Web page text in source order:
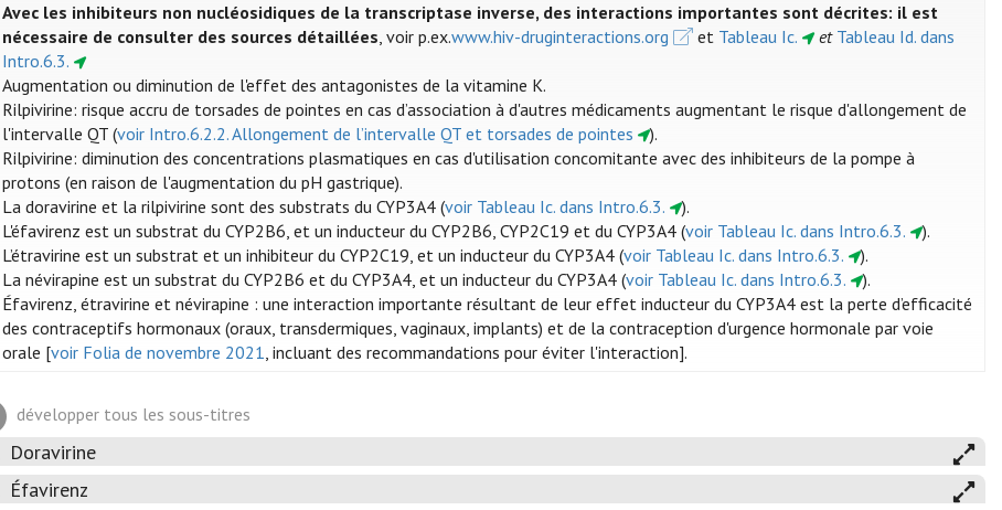
Avec les inhibiteurs non nucléosidiques de la transcriptase inverse, des interactions importantes sont décrites: il est
nécessaire de consulter des sources détaillées, voir p.ex.www.hiv-druginteractions.org et Tableau Ic. et Tableau Id. dans
Intro.6.3.
Augmentation ou diminution de l'effet des antagonistes de la vitamine K.
Rilpivirine: risque accru de torsades de pointes en cas d’association à d'autres médicaments augmentant le risque d'allongement de
l'intervalle QT (voir Intro.6.2.2. Allongement de l’intervalle QT et torsades de pointes
).
Rilpivirine: diminution des concentrations plasmatiques en cas d'utilisation concomitante avec des inhibiteurs de la pompe à
protons (en raison de l'augmentation du pH gastrique).
La doravirine et la rilpivirine sont des substrats du CYP3A4 (voir Tableau Ic. dans Intro.6.3.
).
L'éfavirenz est un substrat du CYP2B6, et un inducteur du CYP2B6, CYP2C19 et du CYP3A4 (voir Tableau Ic. dans Intro.6.3.
).
L’étravirine est un substrat et un inhibiteur du CYP2C19, et un inducteur du CYP3A4 (voir Tableau Ic. dans Intro.6.3.
).
La névirapine est un substrat du CYP2B6 et du CYP3A4, et un inducteur du CYP3A4 (voir Tableau Ic. dans Intro.6.3.
).
Éfavirenz, étravirine et névirapine : une interaction importante résultant de leur effet inducteur du CYP3A4 est la perte d’efficacité
des contraceptifs hormonaux (oraux, transdermiques, vaginaux, implants) et de la contraception d'urgence hormonale par voie
orale [voir Folia de novembre 2021, incluant des recommandations pour éviter l'interaction].
développer tous les sous-titres
Doravirine
Éfavirenz